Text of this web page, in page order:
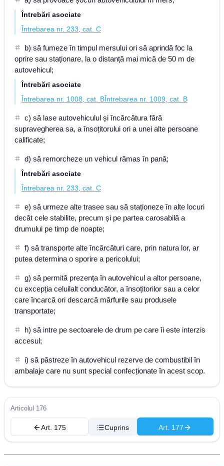
Întrebări asociate
Întrebarea nr. 233, cat. C
b) să fumeze în timpul mersului ori să aprindă foc la
oprire sau staționare, la o distanță mai mică de 50 m de
autovehicul;
Întrebări asociate
Întrebarea nr. 1008, cat. BÎntrebarea nr. 1009, cat. B
c) să lase autovehiculul și încărcătura fără
supravegherea sa, a însoțitorului ori a unei alte persoane
calificate;
d) să remorcheze un vehicul rămas în pană;
Întrebări asociate
Întrebarea nr. 233, cat. C
e) să urmeze alte trasee sau să staționeze în alte locuri
decât cele stabilite, precum și pe partea carosabilă a
drumului pe timp de noapte;
f) să transporte alte încărcături care, prin natura lor, ar
putea determina o sporire a pericolului;
g) să permită prezența în autovehicul a altor persoane,
cu excepția celuilalt conducător, a însoțitorilor sau a celor
care încarcă ori descarcă mărfurile sau produsele
transportate;
h) să intre pe sectoarele de drum pe care îi este interzis
accesul;
i) să păstreze în autovehicul rezerve de combustibil în
ambalaje care nu sunt special confecționate în acest scop.
Articolul 176
Art. 175 Cuprins Art. 177